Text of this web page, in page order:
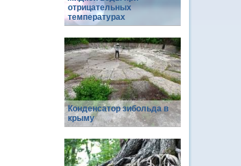
отрицательных
температурах
Конденсатор зибольда в
крыму